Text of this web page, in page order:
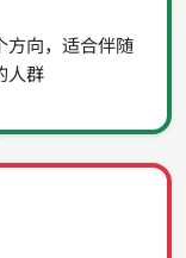
方向，适合伴随
人群